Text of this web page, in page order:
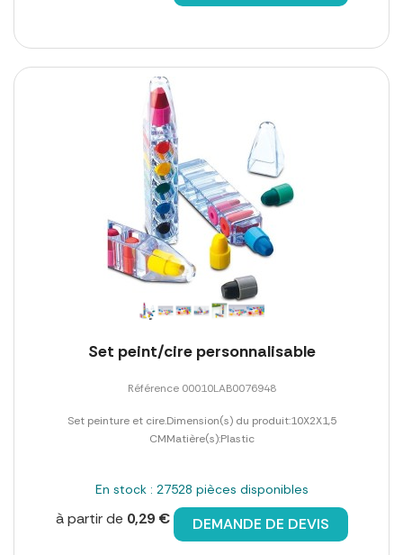
Set peint/cire personnalisable
Référence 00010LAB0076948
Set peinture et cire.Dimension(s) du produit:10X2X1,5
CMMatière(s):Plastic
En stock : 27528 pièces disponibles
à partir de 0,29 € DEMANDE DE DEVIS